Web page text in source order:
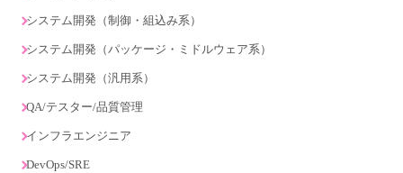
システム開発（制御・組込み系）
システム開発（パッケージ・ミドルウェア系）
システム開発（汎用系）
QA/テスター/品質管理
インフラエンジニア
DevOps/SRE